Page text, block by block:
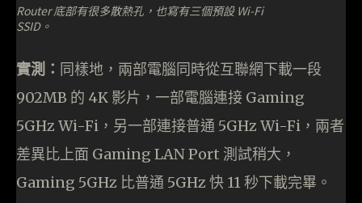
Router 底部有很多散熱孔，也寫有三個預設 Wi-Fi
SSID。
實測： 同樣地，兩部電腦同時從互聯網下載一段
902MB 的 4K 影片，一部電腦連接 Gaming
5GHz Wi-Fi，另一部連接普通 5GHz Wi-Fi，兩者
差異比上面 Gaming LAN Port 測試稍大，
Gaming 5GHz 比普通 5GHz 快 11 秒下載完畢。